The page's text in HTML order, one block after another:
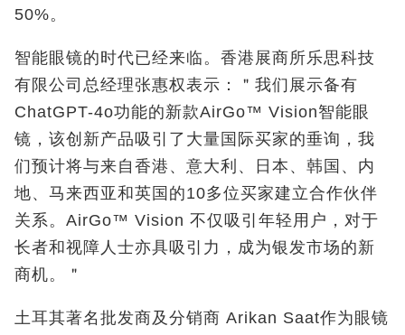
50%。
智能眼镜的时代已经来临。香港展商所乐思科技
有限公司总经理张惠权表示：＂我们展示备有
ChatGPT-4o功能的新款AirGo™ Vision智能眼
镜，该创新产品吸引了大量国际买家的垂询，我
们预计将与来自香港、意大利、日本、韩国、内
地、马来西亚和英国的10多位买家建立合作伙伴
关系。AirGo™ Vision 不仅吸引年轻用户，对于
长者和视障人士亦具吸引力，成为银发市场的新
商机。＂
土耳其著名批发商及分销商 Arikan Saat作为 眼镜